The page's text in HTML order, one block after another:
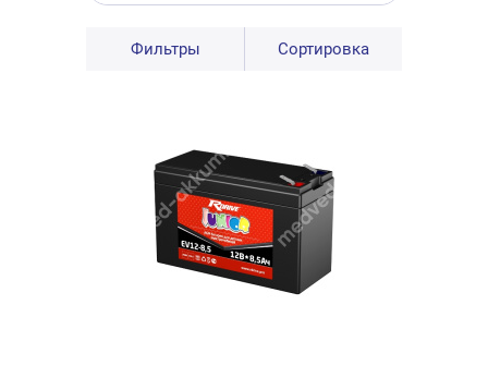
Фильтры Сортировка